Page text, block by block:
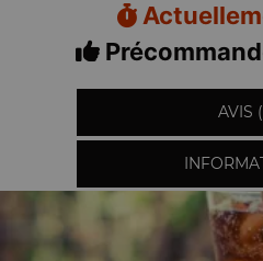
AVIS